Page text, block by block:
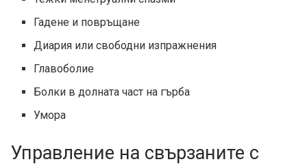
Гадене и повръщане
Диария или свободни изпражнения
Главоболие
Болки в долната част на гърба
Умора
Управление на свързаните с